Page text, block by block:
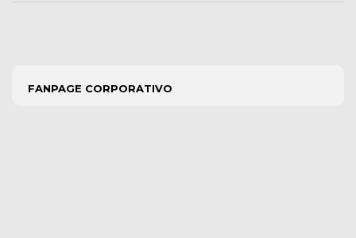
FANPAGE CORPORATIVO